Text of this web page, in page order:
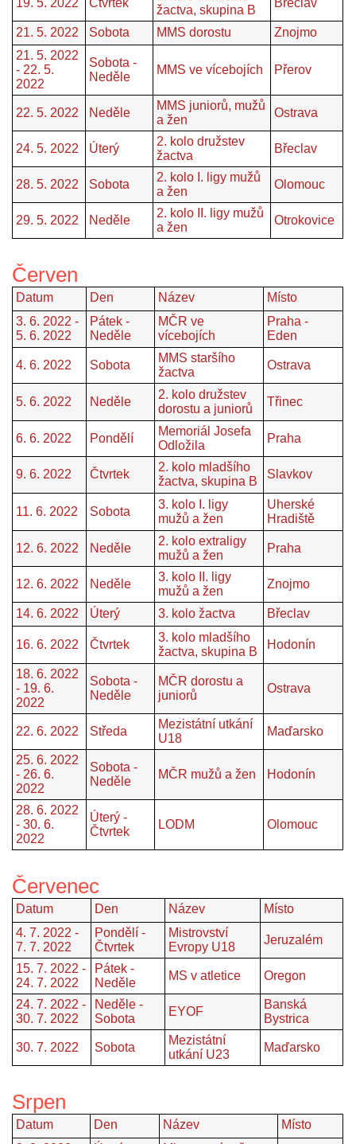
19. 5. 2022 Čtvrtek
žactva, skupina B
Břeclav
21. 5. 2022 Sobota MMS dorostu
Znojmo
21. 5. 2022
- 22. 5.
2022
Sobota -
Neděle
MMS ve vícebojích Přerov
22. 5. 2022 Neděle
MMS juniorů, mužů
a žen
Ostrava
24. 5. 2022 Úterý
2. kolo družstev
žactva
Břeclav
28. 5. 2022 Sobota
2. kolo I. ligy mužů
a žen
Olomouc
29. 5. 2022 Neděle
2. kolo II. ligy mužů
a žen
Otrokovice
Červen
Datum Den Název
Místo
3. 6. 2022 -
5. 6. 2022
Pátek -
Neděle
MČR ve
vícebojích
Praha -
Eden
4. 6. 2022 Sobota
MMS staršího
žactva
Ostrava
5. 6. 2022 Neděle
2. kolo družstev
dorostu a juniorů
Třinec
6. 6. 2022 Pondělí
Memoriál Josefa
Odložila
Praha
9. 6. 2022 Čtvrtek
2. kolo mladšího
žactva, skupina B
Slavkov
11. 6. 2022 Sobota
3. kolo I. ligy
mužů a žen
Uherské
Hradiště
12. 6. 2022 Neděle
2. kolo extraligy
mužů a žen
Praha
12. 6. 2022 Neděle
3. kolo II. ligy
mužů a žen
Znojmo
14. 6. 2022 Úterý 3. kolo žactva Břeclav
16. 6. 2022 Čtvrtek
3. kolo mladšího
žactva, skupina B
Hodonín
18. 6. 2022
- 19. 6.
2022
Sobota -
Neděle
MČR dorostu a
juniorů
Ostrava
22. 6. 2022 Středa
Mezistátní utkání
U18
Maďarsko
25. 6. 2022
- 26. 6.
2022
Sobota -
Neděle
MČR mužů a žen Hodonín
28. 6. 2022
- 30. 6.
2022
Úterý -
Čtvrtek
LODM Olomouc
Červenec
Datum Den Název
Místo
4. 7. 2022 -
7. 7. 2022
Pondělí -
Čtvrtek
Mistrovství
Evropy U18
Jeruzalém
15. 7. 2022 -
24. 7. 2022
Pátek -
Neděle
MS v atletice Oregon
24. 7. 2022 -
30. 7. 2022
Neděle -
Sobota
EYOF
Banská
Bystrica
30. 7. 2022 Sobota
Mezistátní
utkání U23
Maďarsko
Srpen
Datum Den Název
Místo